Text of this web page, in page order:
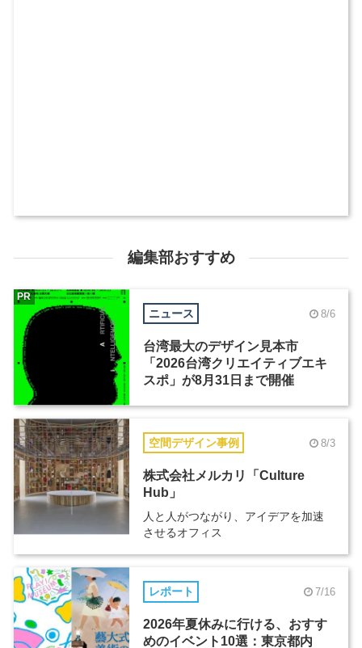
編集部おすすめ
ニュース 8/6
台湾最大のデザイン見本市
「2026台湾クリエイティブエキ
スポ」が8月31日まで開催
PR
空間デザイン事例 8/3
株式会社メルカリ「Culture
Hub」
人と人がつながり、アイデアを加速
させるオフィス
レポート 7/16
2026年夏休みに行ける、おすす
めのイベント10選：東京都内